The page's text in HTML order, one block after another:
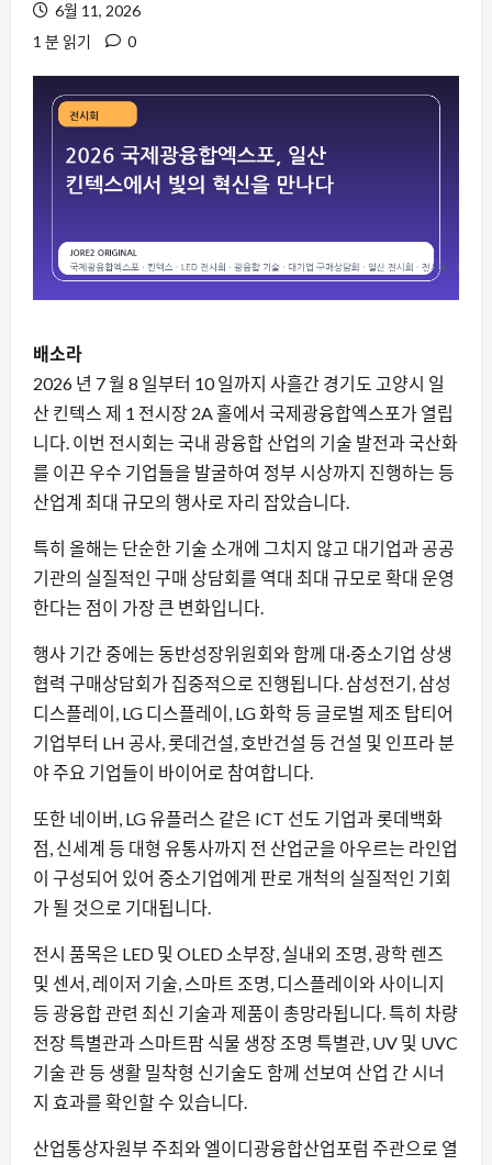
6월 11, 2026
1 분 읽기
0
배소라
2026 년 7 월 8 일부터 10 일까지 사흘간 경기도 고양시 일
산 킨텍스 제 1 전시장 2A 홀에서 국제광융합엑스포가 열립
니다. 이번 전시회는 국내 광융합 산업의 기술 발전과 국산화
를 이끈 우수 기업들을 발굴하여 정부 시상까지 진행하는 등
산업계 최대 규모의 행사로 자리 잡았습니다.
특히 올해는 단순한 기술 소개에 그치지 않고 대기업과 공공
기관의 실질적인 구매 상담회를 역대 최대 규모로 확대 운영
한다는 점이 가장 큰 변화입니다.
행사 기간 중에는 동반성장위원회와 함께 대·중소기업 상생
협력 구매상담회가 집중적으로 진행됩니다. 삼성전기, 삼성
디스플레이, LG 디스플레이, LG 화학 등 글로벌 제조 탑티어
기업부터 LH 공사, 롯데건설, 호반건설 등 건설 및 인프라 분
야 주요 기업들이 바이어로 참여합니다.
또한 네이버, LG 유플러스 같은 ICT 선도 기업과 롯데백화
점, 신세계 등 대형 유통사까지 전 산업군을 아우르는 라인업
이 구성되어 있어 중소기업에게 판로 개척의 실질적인 기회
가 될 것으로 기대됩니다.
전시 품목은 LED 및 OLED 소부장, 실내외 조명, 광학 렌즈
및 센서, 레이저 기술, 스마트 조명, 디스플레이와 사이니지
등 광융합 관련 최신 기술과 제품이 총망라됩니다. 특히 차량
전장 특별관과 스마트팜 식물 생장 조명 특별관, UV 및 UVC
기술 관 등 생활 밀착형 신기술도 함께 선보여 산업 간 시너
지 효과를 확인할 수 있습니다.
산업통상자원부 주최와 엘이디광융합산업포럼 주관으로 열